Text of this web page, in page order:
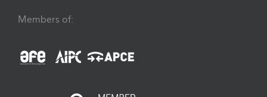
Members of: